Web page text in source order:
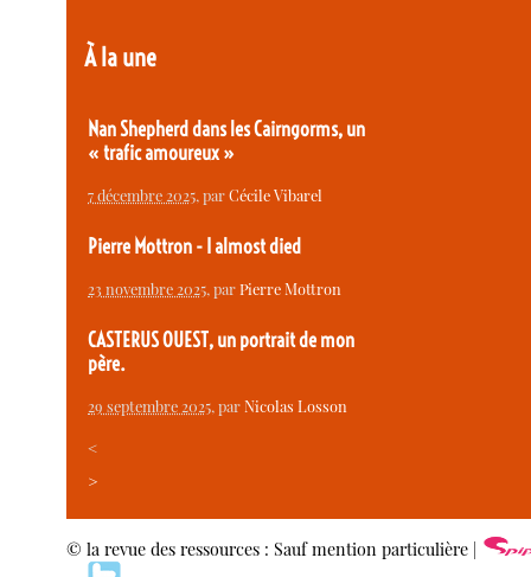
À la une
Nan Shepherd dans les Cairngorms, un
« trafic amoureux »
7 décembre 2025, parCécile Vibarel
Pierre Mottron - I almost died
23 novembre 2025, parPierre Mottron
CASTERUS OUEST, un portrait de mon
père.
29 septembre 2025, parNicolas Losson
<
>
© la revue des ressources : Sauf mention particulière |